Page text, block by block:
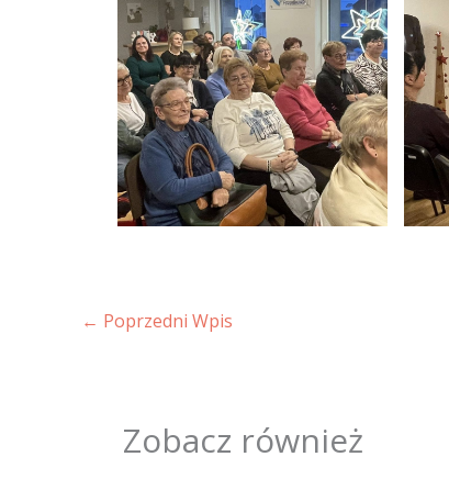
← Poprzedni Wpis
Zobacz również